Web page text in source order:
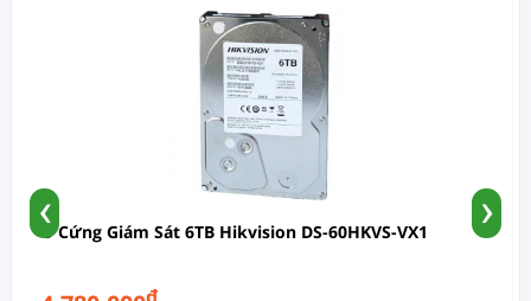
Ổ Cứng Giám Sát 6TB Hikvision DS-60HKVS-VX1
đ
‹ ›